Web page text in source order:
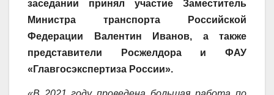
заседании принял участие Заместитель
Министра транспорта Российской
Федерации Валентин Иванов, а также
представители Росжелдора и ФАУ
«Главгосэкспертиза России».